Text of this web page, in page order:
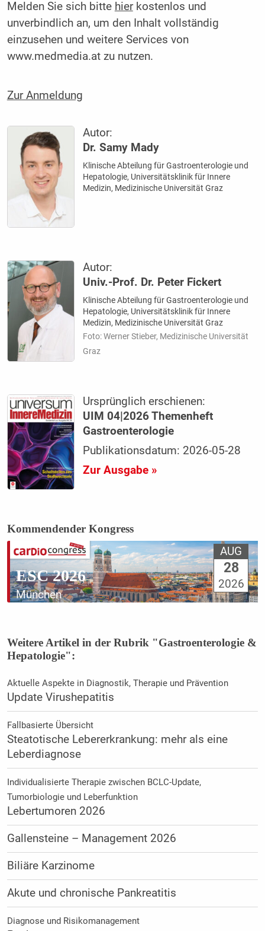
Melden Sie sich bitte hierkostenlos und
unverbindlich an, um den Inhalt vollständig
einzusehen und weitere Services von
www.medmedia.at zu nutzen.
Zur Anmeldung
Autor:
Dr. Samy Mady
Klinische Abteilung für Gastroenterologie und
Hepatologie, Universitätsklinik für Innere
Medizin, Medizinische Universität Graz
Autor:
Univ.-Prof. Dr. Peter Fickert
Klinische Abteilung für Gastroenterologie und
Hepatologie, Universitätsklinik für Innere
Medizin, Medizinische Universität Graz
Foto: Werner Stieber, Medizinische Universität
Graz
Ursprünglich erschienen:
UIM 04|2026 Themenheft
Gastroenterologie
Publikationsdatum: 2026-05-28
Zur Ausgabe »
Kommendender Kongress
ESC 2026
München
AUG
28
2026
Weitere Artikel in der Rubrik "Gastroenterologie &
Hepatologie":
Aktuelle Aspekte in Diagnostik, Therapie und Prävention
Update Virushepatitis
Fallbasierte Übersicht
Steatotische Lebererkrankung: mehr als eine
Leberdiagnose
Individualisierte Therapie zwischen BCLC-Update,
Tumorbiologie und Leberfunktion
Lebertumoren 2026
Gallensteine – Management 2026
Biliäre Karzinome
Akute und chronische Pankreatitis
Diagnose und Risikomanagement